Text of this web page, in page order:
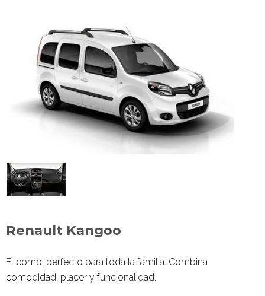
Renault Kangoo
El combi perfecto para toda la familia. Combina
comodidad, placer y funcionalidad.